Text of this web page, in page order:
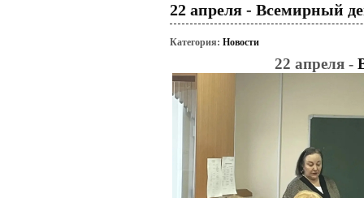
22 апреля - Всемирный
Категория: Новости
22 апреля -